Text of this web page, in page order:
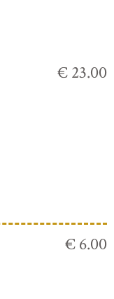
€ 23.00
€ 6.00